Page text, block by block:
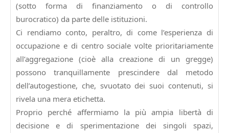
(sotto forma di finanziamento o di controllo
burocratico) da parte delle istituzioni.
Ci rendiamo conto, peraltro, di come l’esperienza di
occupazione e di centro sociale volte prioritariamente
all’aggregazione (cioè alla creazione di un gregge)
possono tranquillamente prescindere dal metodo
dell’autogestione, che, svuotato dei suoi contenuti, si
rivela una mera etichetta.
Proprio perché affermiamo la più ampia libertà di
decisione e di sperimentazione dei singoli spazi,